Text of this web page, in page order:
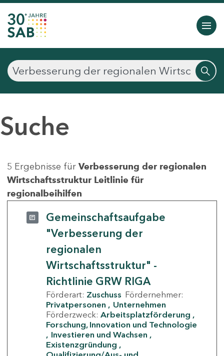
Suche
5 Ergebnisse für Verbesserung der regionalen
Wirtschaftsstruktur Leitlinie für
regionalbeihilfen
Gemeinschaftsaufgabe
"Verbesserung der
regionalen
Wirtschaftsstruktur" -
Richtlinie GRW RIGA
Förderart: Zuschuss Fördernehmer:
Privatpersonen
Unternehmen
Förderzweck: Arbeitsplatzförderung
Forschung, Innovation und Technologie
Investieren und Wachsen
Existenzgründung